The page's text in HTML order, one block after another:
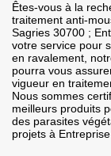
Êtes-vous à la
traitement anti-
Sagries 30700 ;
votre service pour
en ravalement,
pourra vous
vigueur en
Nous sommes
meilleurs produits
des parasites
projets à